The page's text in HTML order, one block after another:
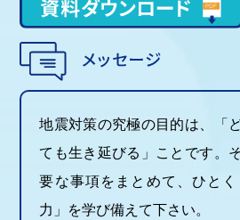
地震対策の究極の目的は、「
ても生き延びる」ことです。
要な事項をまとめて、ひと
力」を学び備えて下さい。